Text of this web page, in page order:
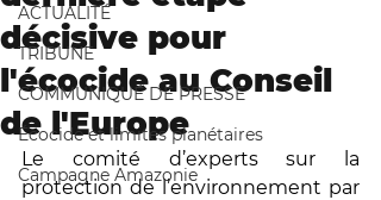
ACTUALITÉ
TRIBUNE
COMMUNIQUÉ DE PRESSE
Écocide et limites planétaires
Campagne Amazonie
décisive pour
l'écocide au Conseil
de l'Europe
Le comité d’experts sur la
protection de l’environnement par